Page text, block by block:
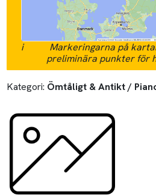
i
Markeringarna på
preliminära punkter för
Kategori: Ömtåligt & Antikt /